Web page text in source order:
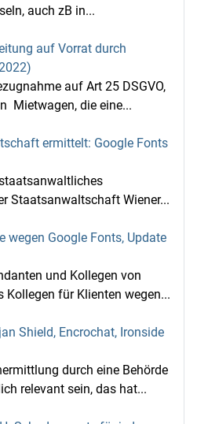
auch zB in...
auf Vorrat durch
auf Art 25 DSGVO,
Mietwagen, die eine...
ermittelt: Google Fonts
Staatsanwaltschaft Wiener...
wegen Google Fonts, Update
und Kollegen von
Kollegen für Klienten wegen...
Shield, Encrochat, Ironside
durch eine Behörde
relevant sein, das hat...